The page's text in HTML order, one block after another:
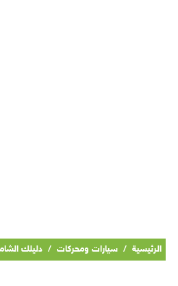
الرئيسية / سيارات ومحركات / دليلك